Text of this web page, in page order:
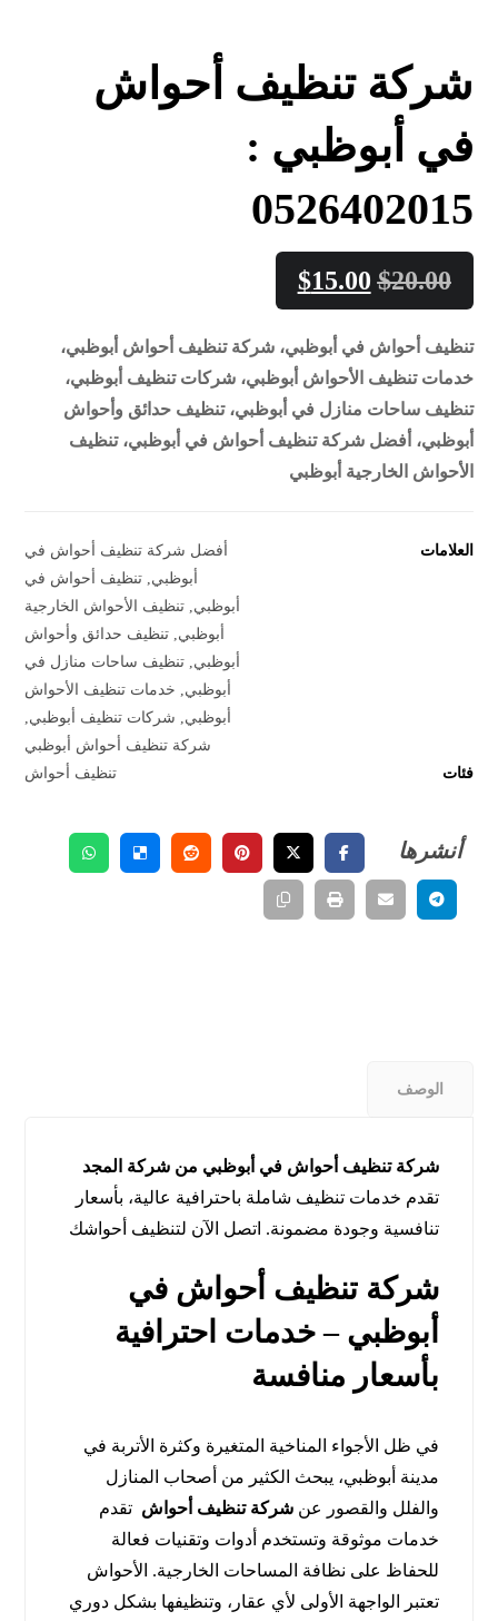
شركة تنظيف أحواش
في أبوظبي :
0526402015
$20.00
$15.00
تنظيف أحواش في أبوظبي، شركة تنظيف أحواش أبوظبي،
خدمات تنظيف الأحواش أبوظبي، شركات تنظيف أبوظبي،
تنظيف ساحات منازل في أبوظبي، تنظيف حدائق وأحواش
أبوظبي، أفضل شركة تنظيف أحواش في أبوظبي، تنظيف
الأحواش الخارجية أبوظبي
العلامات
أفضل شركة تنظيف أحواش في
أبوظبي تنظيف أحواش في
أبوظبي تنظيف الأحواش الخارجية
أبوظبي تنظيف حدائق وأحواش
أبوظبي تنظيف ساحات منازل في
أبوظبي
خدمات تنظيف الأحواش
أبوظبي
شركات تنظيف أبوظبي
شركة تنظيف أحواش أبوظبي
فئات
تنظيف أحواش
الوصف
شركة تنظيف أحواش في أبوظبي من شركة المجد
تقدم خدمات تنظيف شاملة باحترافية عالية، بأسعار
تنافسية وجودة مضمونة. اتصل الآن لتنظيف أحواشك
شركة تنظيف أحواش في
أبوظبي – خدمات احترافية
بأسعار منافسة
في ظل الأجواء المناخية المتغيرة وكثرة الأتربة في
مدينة أبوظبي، يبحث الكثير من أصحاب المنازل
والفلل والقصور عنشركة تنظيف أحواش تقدم
خدمات موثوقة وتستخدم أدوات وتقنيات فعالة
للحفاظ على نظافة المساحات الخارجية. الأحواش
تعتبر الواجهة الأولى لأي عقار، وتنظيفها بشكل دوري